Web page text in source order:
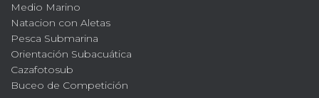
Medio Marino
Natacion con Aletas
Pesca Submarina
Orientación Subacuática
Cazafotosub
Buceo de Competición